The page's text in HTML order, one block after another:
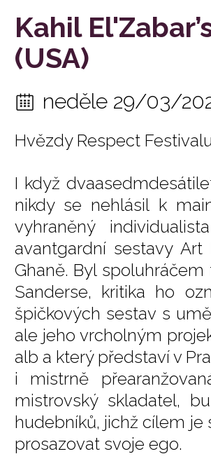
Kahil
(USA)
neděle 29/03/
Hvězdy Respect
I když
nikdy se nehlásil k
vyhraněný
avantgardní sestavy
Ghaně. Byl
Sanderse, kritika ho
špičkových sestav s
ale jeho vrcholným
alb a který představí v
i mistrně
mistrovský skladatel,
hudebníků, jichž cílem je
prosazovat svoje ego.